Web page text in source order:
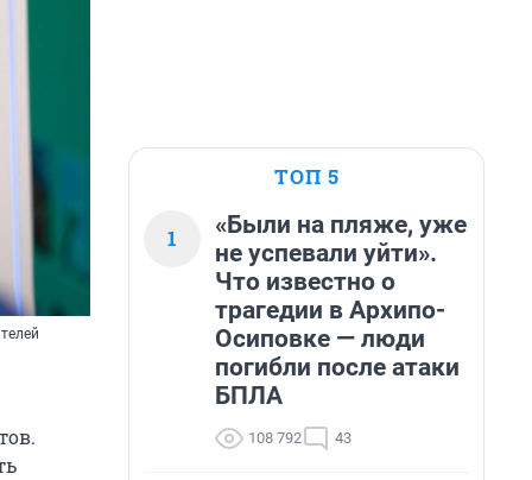
ТОП 5
1
«Были на пляже, уже
не успевали уйти».
Что известно о
трагедии в Архипо-
Осиповке — люди
погибли после атаки
БПЛА
108 792 43